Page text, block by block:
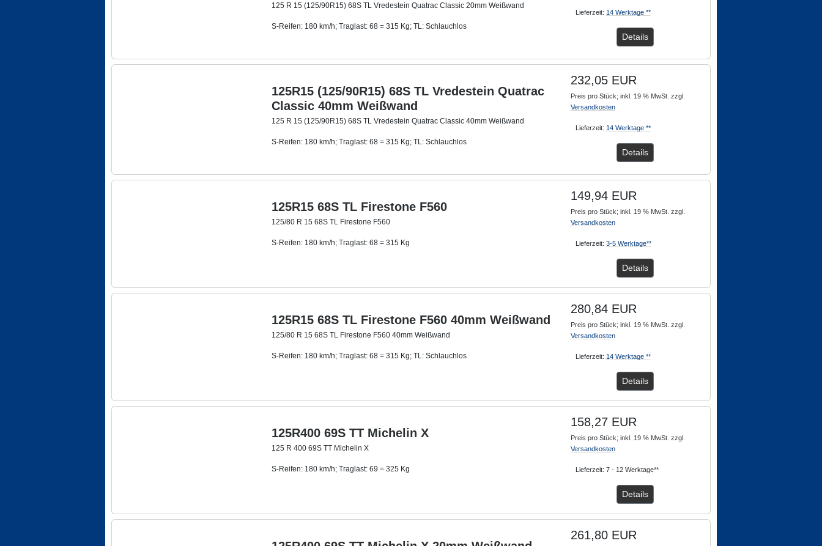
125 R 15 (125/90R15) 68S TL Vredestein Quatrac Classic 20mm Weißwand
S-Reifen: 180 km/h; Traglast: 68 = 315 Kg; TL: Schlauchlos
Lieferzeit: 14 Werktage **
Details
125R15 (125/90R15) 68S TL Vredestein Quatrac
Classic 40mm Weißwand
125 R 15 (125/90R15) 68S TL Vredestein Quatrac Classic 40mm Weißwand
S-Reifen: 180 km/h; Traglast: 68 = 315 Kg; TL: Schlauchlos
232,05 EUR
Preis pro Stück; inkl. 19 % MwSt. zzgl.
Versandkosten
Lieferzeit: 14 Werktage **
Details
125R15 68S TL Firestone F560
125/80 R 15 68S TL Firestone F560
S-Reifen: 180 km/h; Traglast: 68 = 315 Kg
149,94 EUR
Preis pro Stück; inkl. 19 % MwSt. zzgl.
Versandkosten
Lieferzeit: 3-5 Werktage**
Details
125R15 68S TL Firestone F560 40mm Weißwand
125/80 R 15 68S TL Firestone F560 40mm Weißwand
S-Reifen: 180 km/h; Traglast: 68 = 315 Kg; TL: Schlauchlos
280,84 EUR
Preis pro Stück; inkl. 19 % MwSt. zzgl.
Versandkosten
Lieferzeit: 14 Werktage **
Details
125R400 69S TT Michelin X
125 R 400 69S TT Michelin X
S-Reifen: 180 km/h; Traglast: 69 = 325 Kg
158,27 EUR
Preis pro Stück; inkl. 19 % MwSt. zzgl.
Versandkosten
Lieferzeit: 7 - 12 Werktage**
Details
261,80 EUR